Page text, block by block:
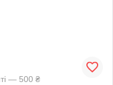
— 500 ₴